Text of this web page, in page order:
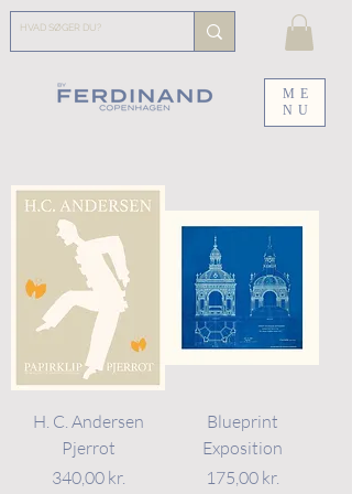
ME
NU
H. C. Andersen
Pjerrot
Pris
340,00 kr.
Blueprint
Exposition
Pris
175,00 kr.